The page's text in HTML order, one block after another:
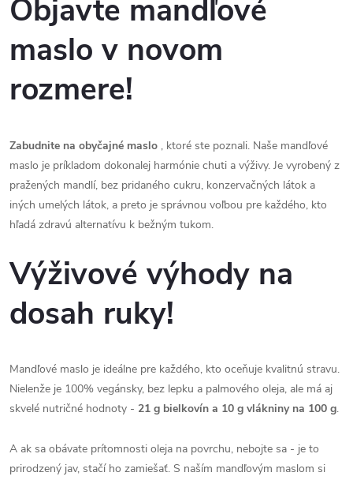
Objavte mandľové
maslo v novom
rozmere!
Zabudnite na obyčajné maslo , ktoré ste poznali. Naše mandľové
maslo je príkladom dokonalej harmónie chuti a výživy. Je vyrobený z
pražených mandlí, bez pridaného cukru, konzervačných látok a
iných umelých látok, a preto je správnou voľbou pre každého, kto
hľadá zdravú alternatívu k bežným tukom.
Výživové výhody na
dosah ruky!
Mandľové maslo je ideálne pre každého, kto oceňuje kvalitnú stravu.
Nielenže je 100% vegánsky, bez lepku a palmového oleja, ale má aj
skvelé nutričné hodnoty - 21 g bielkovín a 10 g vlákniny na 100 g.
A ak sa obávate prítomnosti oleja na povrchu, nebojte sa - je to
prirodzený jav, stačí ho zamiešať. S naším mandľovým maslom si